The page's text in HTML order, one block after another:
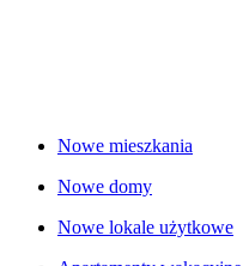
Nowe mieszkania
Nowe domy
Nowe lokale użytkowe